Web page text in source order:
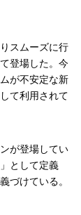
スムーズに行
登場した。今
が不安定な新
て利用されて
が登場してい
として定義
づけている。